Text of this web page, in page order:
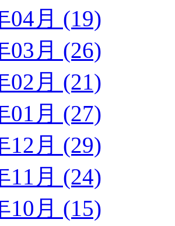
04月 (19)
03月 (26)
02月 (21)
01月 (27)
12月 (29)
11月 (24)
10月 (15)